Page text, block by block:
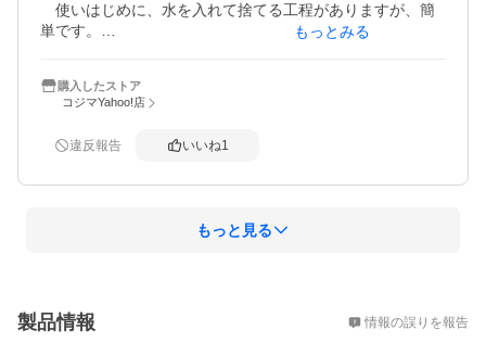
使いはじめに、水を入れて捨てる工程がありますが、簡
単です。
したが、初めからこのタイプにしておけば、経済的だし、
場所も取らないし、重たくないし、ゴミも出なかったの
もっとみる
購入したストア
コジマYahoo!店
違反報告 いいね1
もっと見る
製品情報 情報の誤りを報告